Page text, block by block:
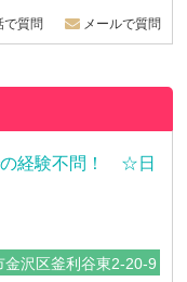
で質問 メールで質問
の経験不問！ ☆日
金沢区釜利谷東2-20-9